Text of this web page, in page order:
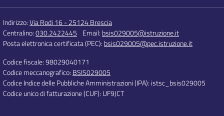
Indirizzo:Via Rodi 16 - 25124 Brescia
Centralino:030.2422445 Email: bsis029005@istruzione.it
Posta elettronica certificata (PEC): bsis029005@pec.istruzione.it
Codice fiscale: 98029040171
Codice meccanografico: BSIS029005
Codice Indice delle Pubbliche Amministrazioni (IPA): istsc_bsis029005
Codice unico di fatturazione (CUF): UF9JCT